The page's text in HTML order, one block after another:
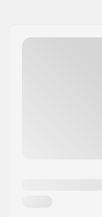
Also, wenn du